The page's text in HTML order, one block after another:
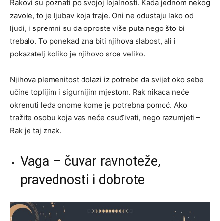
Rakovi su poznati po svojoj lojalnosti. Kada jednom nekog
zavole, to je ljubav koja traje. Oni ne odustaju lako od
ljudi, i spremni su da oproste više puta nego što bi
trebalo. To ponekad zna biti njihova slabost, ali i
pokazatelj koliko je njihovo srce veliko.
Njihova plemenitost dolazi iz potrebe da svijet oko sebe
učine toplijim i sigurnijim mjestom. Rak nikada neće
okrenuti leđa onome kome je potrebna pomoć. Ako
tražite osobu koja vas neće osuđivati, nego razumjeti –
Rak je taj znak.
Vaga – čuvar ravnoteže,
pravednosti i dobrote